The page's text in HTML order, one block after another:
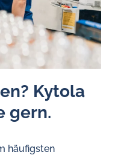
Kytola
gern.
häufigsten